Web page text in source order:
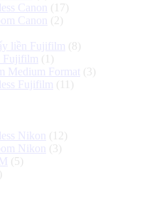
Canon
(17)
Canon
(2)
liền Fujifilm (8)
Fujifilm (1)
Medium Format (3)
Fujifilm (11)
Nikon
(12)
Nikon
(3)
(5)